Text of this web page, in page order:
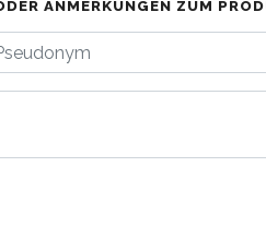
ANMERKUNGEN ZUM